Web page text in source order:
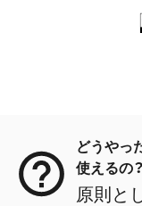
どうやっ
使えるの？
原則と